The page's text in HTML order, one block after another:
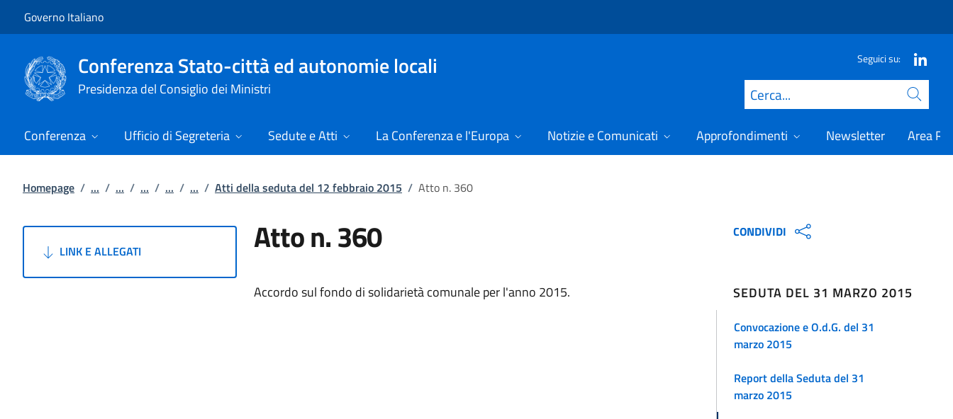
Governo Italiano
Conferenza Stato-città ed autonomie locali
Presidenza del Consiglio dei Ministri
Seguici su:
Cerca
Conferenza Ufficio di Segreteria Sedute e Atti La Conferenza e l'Europa Notizie e Comunicati Approfondimenti Newsletter Area
Homepage / ... / ... / ... / ... / ... / Atti della seduta del 12 febbraio 2015 / Atto n. 360
LINK E ALLEGATI Atto n. 360
Accordo sul fondo di solidarietà comunale per l'anno 2015.
CONDIVIDI
SEDUTA DEL 31 MARZO 2015
Convocazione e O.d.G. del 31
marzo 2015
Report della Seduta del 31
marzo 2015